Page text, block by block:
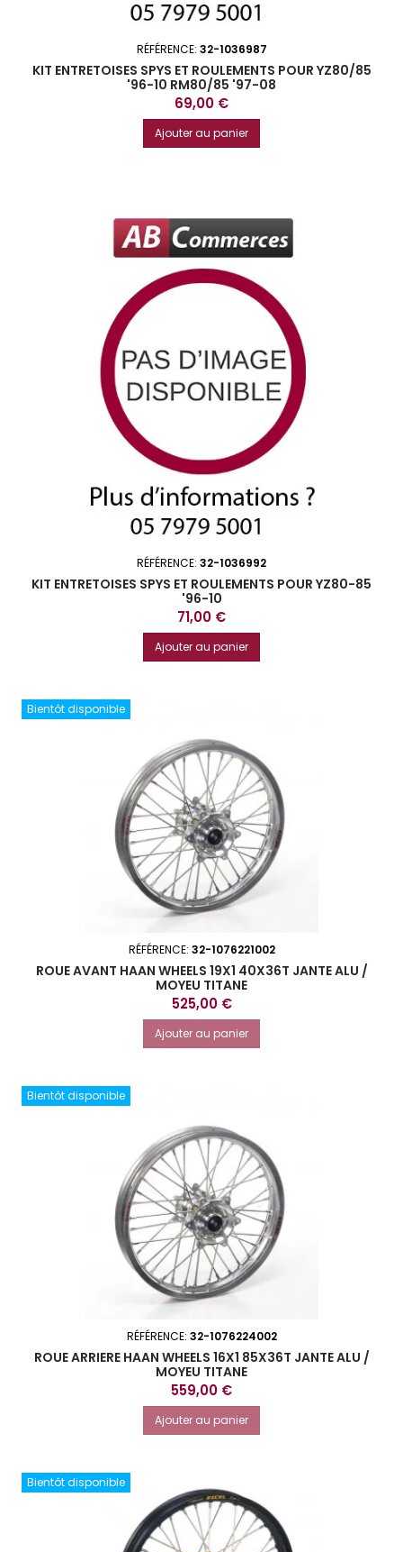
RÉFÉRENCE: 32-1036987
KIT ENTRETOISES SPYS ET ROULEMENTS POUR YZ80/85
'96-10 RM80/85 '97-08
Prix
69,00 €
Ajouter au panier
RÉFÉRENCE: 32-1036992
KIT ENTRETOISES SPYS ET ROULEMENTS POUR YZ80-85
'96-10
Prix
71,00 €
Ajouter au panier
Bientôt disponible
RÉFÉRENCE: 32-1076221002
ROUE AVANT HAAN WHEELS 19X1 40X36T JANTE ALU /
MOYEU TITANE
Prix
525,00 €
Ajouter au panier
Bientôt disponible
RÉFÉRENCE: 32-1076224002
ROUE ARRIERE HAAN WHEELS 16X1 85X36T JANTE ALU /
MOYEU TITANE
Prix
559,00 €
Ajouter au panier
Bientôt disponible